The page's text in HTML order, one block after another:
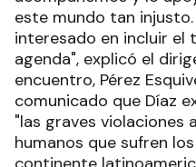
este mundo tan
interesado en incluir el
agenda", explicó el
encuentro, Pérez
comunicado que Díaz
"las graves violaciones
humanos que sufren